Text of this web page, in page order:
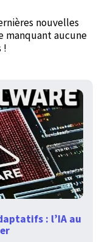
nouvelles
manquant aucune
!
: l’IA au